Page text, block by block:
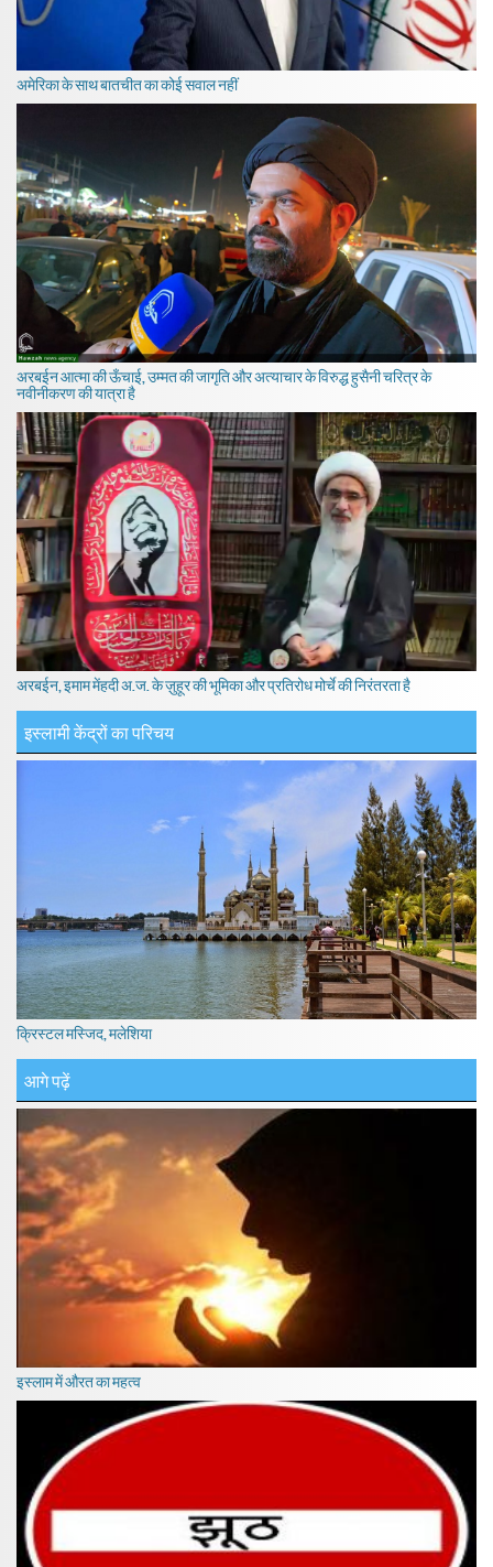
अमेरिका के साथ बातचीत का कोई सवाल नहीं
अरबईन आत्मा की ऊँचाई, उम्मत की जागृति और अत्याचार के विरुद्ध हुसैनी चरित्र के
नवीनीकरण की यात्रा है
अरबईन, इमाम मेंहदी अ.ज. के ज़ुहूर की भूमिका और प्रतिरोध मोर्चे की निरंतरता है
इस्लामी केंद्रों का परिचय
क्रिस्टल मस्जिद, मलेशिया
आगे पढ़ें
इस्लाम में औरत का महत्व